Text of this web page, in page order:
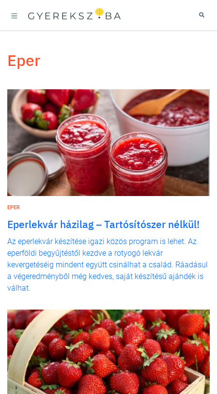
eper
EPER
Eperlekvár házilag – Tartósítószer nélkül!
Az eperlekvár készítése igazi közös program is lehet. Az
eperföldi begyűjtéstől kezdve a rotyogó lekvár
kevergetéséig mindent együtt csinálhat a család. Ráadásul
a végeredményből még kedves, saját készítésű ajándék is
válhat.